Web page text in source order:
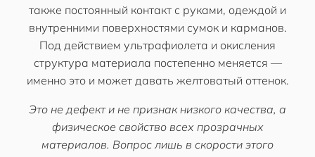
также постоянный контакт с руками, одеждой и
внутренними поверхностями сумок и карманов.
Под действием ультрафиолета и окисления
структура материала постепенно меняется —
именно это и может давать желтоватый оттенок.
Это не дефект и не признак низкого качества, а
физическое свойство всех прозрачных
материалов. Вопрос лишь в скорости этого